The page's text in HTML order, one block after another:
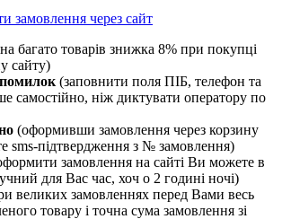
замовлення через сайт
багато товарів знижка 8% при покупці
сайту)
(заповнити поля ПІБ, телефон та
самостійно, ніж диктувати оператору по
(оформивши замовлення через корзину
sms-підтвердження з № замовлення)
замовлення на сайті Ви можете в
для Вас час, хоч о 2 годині ночі)
великих замовленнях перед Вами весь
товару і точна сума замовлення зі